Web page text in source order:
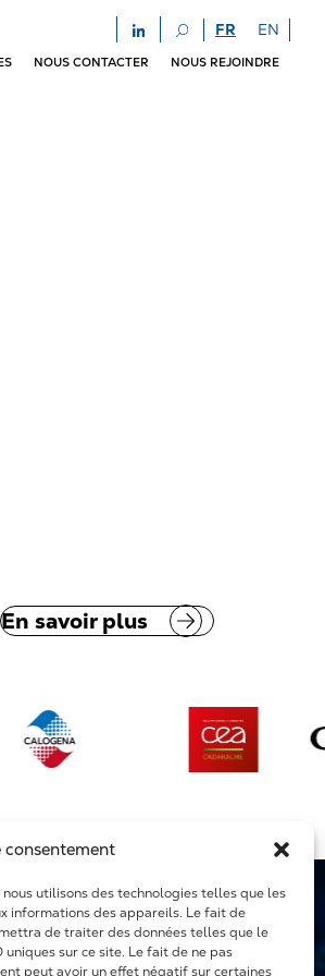
consentement
utilisons des technologies telles que les
informations des appareils. Le fait de
de traiter des données telles que le
sur ce site. Le fait de ne pas
peut avoir un effet négatif sur certaines
FR EN
NOUS CONTACTER NOUS REJOINDRE
En savoir plus